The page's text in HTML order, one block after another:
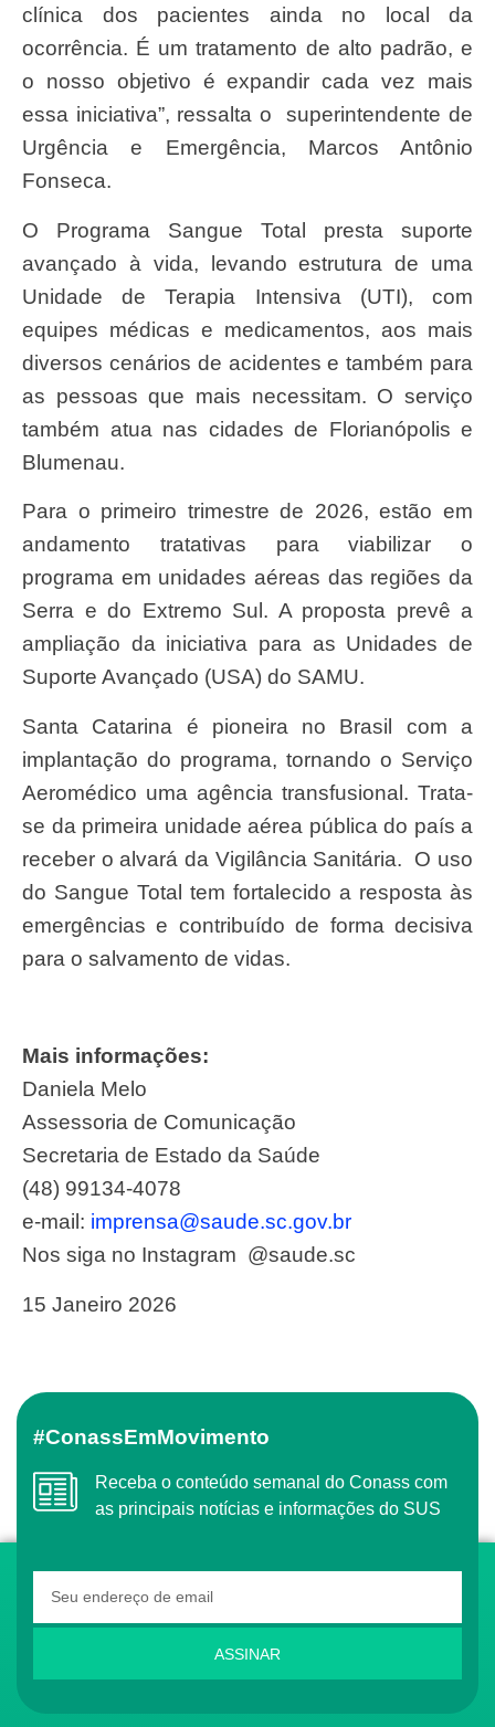
clínica dos pacientes ainda no local da
ocorrência. É um tratamento de alto padrão, e
o nosso objetivo é expandir cada vez mais
essa iniciativa”, ressalta o superintendente de
Urgência e Emergência, Marcos Antônio
Fonseca.
O Programa Sangue Total presta suporte
avançado à vida, levando estrutura de uma
Unidade de Terapia Intensiva (UTI), com
equipes médicas e medicamentos, aos mais
diversos cenários de acidentes e também para
as pessoas que mais necessitam. O serviço
também atua nas cidades de Florianópolis e
Blumenau.
Para o primeiro trimestre de 2026, estão em
andamento tratativas para viabilizar o
programa em unidades aéreas das regiões da
Serra e do Extremo Sul. A proposta prevê a
ampliação da iniciativa para as Unidades de
Suporte Avançado (USA) do SAMU.
Santa Catarina é pioneira no Brasil com a
implantação do programa, tornando o Serviço
Aeromédico uma agência transfusional. Trata-
se da primeira unidade aérea pública do país a
receber o alvará da Vigilância Sanitária. O uso
do Sangue Total tem fortalecido a resposta às
emergências e contribuído de forma decisiva
para o salvamento de vidas.
Mais informações:
Daniela Melo
Assessoria de Comunicação
Secretaria de Estado da Saúde
(48) 99134-4078
e-mail: imprensa@saude.sc.gov.br
Nos siga no Instagram @‌saude.sc
15 Janeiro 2026
#ConassEmMovimento
Receba o conteúdo semanal do Conass com
as principais notícias e informações do SUS
ASSINAR